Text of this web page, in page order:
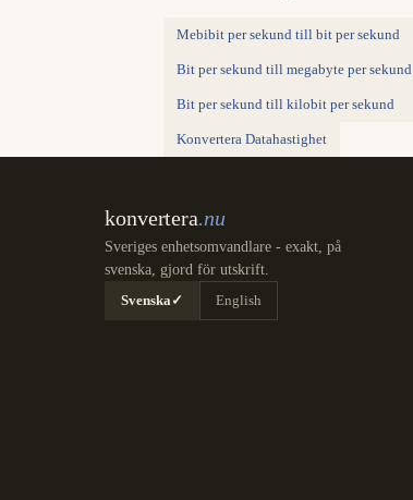
Mebibit per sekund till bit per sekund
Bit per sekund till megabyte per sekund
Bit per sekund till kilobit per sekund
Konvertera Datahastighet
konvertera.nu
Sveriges enhetsomvandlare - exakt, på
svenska, gjord för utskrift.
Svenska✓ English